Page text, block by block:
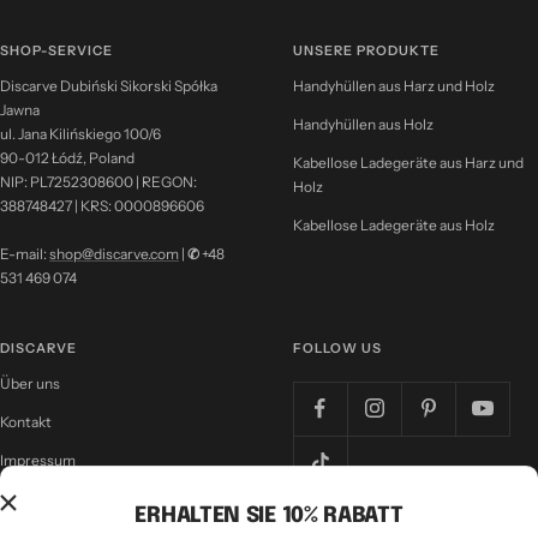
ERHALTEN SIE 10% RABATT
SHOP-SERVICE
Discarve Dubiński Sikorski Spółka
Jawna
ul. Jana Kilińskiego 100/6
90-012 Łódź, Poland
NIP: PL7252308600 | REGON:
388748427 | KRS: 0000896606
E-mail: shop@discarve.com | ✆+48
531 469 074
UNSERE PRODUKTE
Handyhüllen aus Harz und Holz
Handyhüllen aus Holz
Kabellose Ladegeräte aus Harz und
Holz
Kabellose Ladegeräte aus Holz
DISCARVE
Über uns
Kontakt
Impressum
Nutzungsbedingungen
FOLLOW US